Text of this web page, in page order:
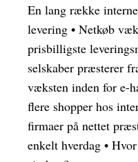
En lang række
levering • Netkøb
prisbilligste
selskaber præsterer
væksten inden for e-
flere shopper hos
firmaer på nettet
enkelt hverdag •